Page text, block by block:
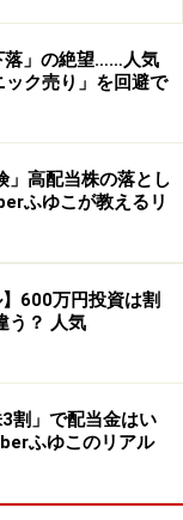
管・CRT製造を
した。その後、
Electronics）
類未知未踏の追
高度なガラス加
して開発に成功
。
、学術向けや自
界シェア90％超
光電変換効率は
。また、同社だ
品を開発してお
落」の絶望……人気
ク売り」を回避で
」高配当株の落とし
ふゆこが教えるリ
600万円投資は割
う？ 人気
3割」で配当金はい
ふゆこのリアル